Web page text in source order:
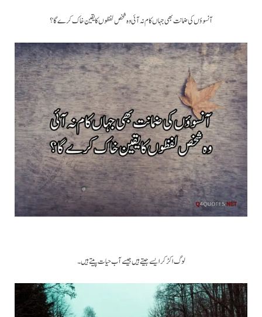
آنسوؤں کی ضمانت بھی جہاں کام نہ آئی وہ شخص لفظوں کا یقین خاک کرے گا ؟
لوگ اکڑ کر ایسے جیتے ہیں جیسے آب حیات پیتے ہیں۔